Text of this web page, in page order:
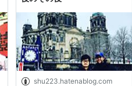
shu223.hatenablog.com